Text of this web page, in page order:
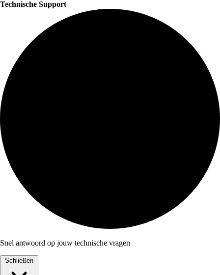
Technische Support
Snel antwoord op jouw technische vragen
Schließen